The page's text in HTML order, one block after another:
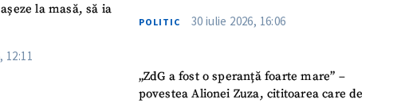
la masă, să ia
12:11
POLITIC 30 iulie 2026, 16:06
„ZdG a fost o speranță foarte mare” –
povestea Alionei Zuza, cititoarea care de